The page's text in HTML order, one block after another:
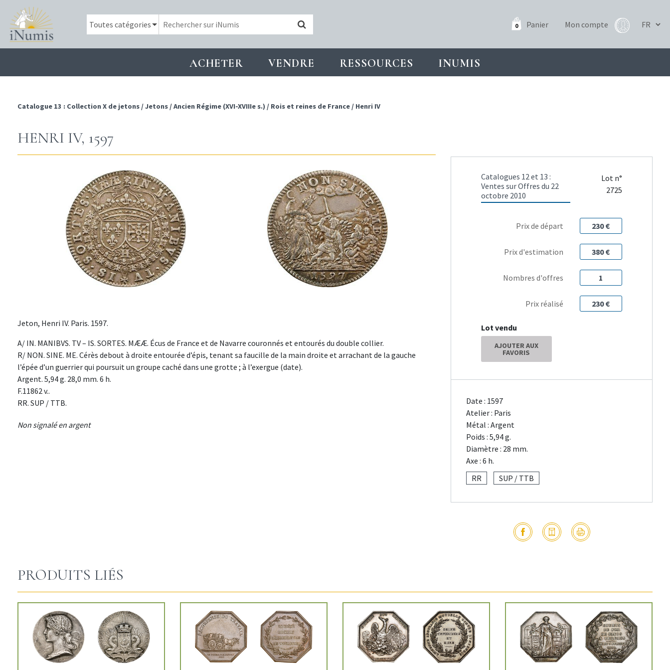
0 Panier Mon compte
ACHETER VENDRE RESSOURCES INUMIS
Catalogue 13 : Collection X de jetons /Jetons /Ancien Régime (XVI-XVIIIe s.) / Rois et reines de France / Henri IV
HENRI IV, 1597
Jeton, Henri IV. Paris. 1597.
A/ IN. MANIBVS. TV – IS. SORTES. MÆÆ. Écus de France et de Navarre couronnés et entourés du double collier.
R/ NON. SINE. ME. Cérès debout à droite entourée d’épis, tenant sa faucille de la main droite et arrachant de la gauche
l’épée d’un guerrier qui poursuit un groupe caché dans une grotte ; à l’exergue (date).
Argent. 5,94 g. 28,0 mm. 6 h.
F.11862 v..
RR. SUP / TTB.
Non signalé en argent
Catalogues 12 et 13 :
Ventes sur Offres du 22
octobre 2010
Lot n°
2725
Prix de départ 230 €
Prix d'estimation 380 €
Nombres d'offres 1
Prix réalisé 230 €
Lot vendu
AJOUTER AUX
FAVORIS
Date : 1597
Atelier : Paris
Métal : Argent
Poids : 5,94 g.
Diamètre : 28 mm.
Axe : 6 h.
RR
SUP / TTB
PRODUITS LIÉS